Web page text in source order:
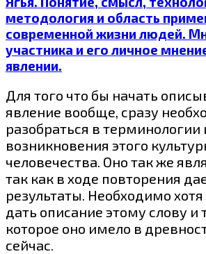
методология и область
современной жизни людей.
участника и его личное
явлении.
Для того что бы начать
явление вообще, сразу
разобраться в терминологии
возникновения этого
человечества. Оно так же
так как в ходе повторения
результаты. Необходимо
дать описание этому слову и
которое оно имело в
сейчас.